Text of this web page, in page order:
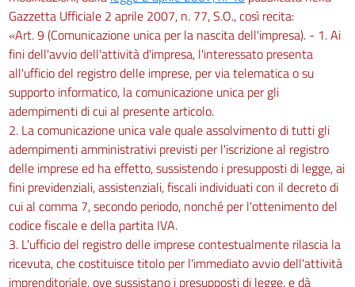
Gazzetta Ufficiale 2 aprile 2007, n. 77, S.O., così recita:
«Art. 9 (Comunicazione unica per la nascita dell'impresa). - 1. Ai
fini dell'avvio dell'attività d'impresa, l'interessato presenta
all'ufficio del registro delle imprese, per via telematica o su
supporto informatico, la comunicazione unica per gli
adempimenti di cui al presente articolo.
2. La comunicazione unica vale quale assolvimento di tutti gli
adempimenti amministrativi previsti per l'iscrizione al registro
delle imprese ed ha effetto, sussistendo i presupposti di legge, ai
fini previdenziali, assistenziali, fiscali individuati con il decreto di
cui al comma 7, secondo periodo, nonché per l'ottenimento del
codice fiscale e della partita IVA.
3. L'ufficio del registro delle imprese contestualmente rilascia la
ricevuta, che costituisce titolo per l'immediato avvio dell'attività
imprenditoriale, ove sussistano i presupposti di legge, e dà